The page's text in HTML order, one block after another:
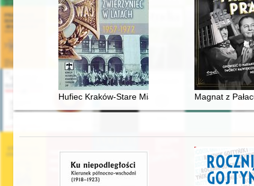
Hufiec Kraków-Stare Miasto w latach 1957-1972
Magnat z